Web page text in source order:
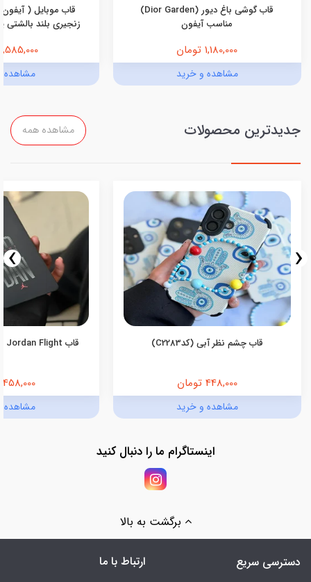
قاب گوشی باغ دیور (Dior Garden)
مناسب آیفون
1,180,000 تومان
مشاهده و خرید
قاب موبایل (
زنجیری بلند بالشتی
1,585,000 تومان
مشاهده
جدیدترین محصولات مشاهده همه
قاب چشم نظر آبی (کدC2283)
448,000 تومان
مشاهده و خرید
قاب Jordan Flight اندروید (کدC2055)
458,000 تومان
مشاهده
‹
›
اینستاگرام ما را دنبال کنید
برگشت به بالا
دسترسی سریع ارتباط با ما